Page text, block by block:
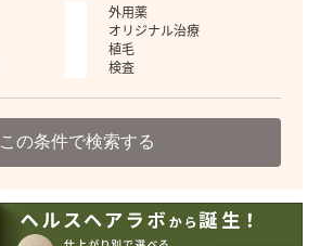
外用薬
オリジナル治療
植毛
検査
この条件で検索する